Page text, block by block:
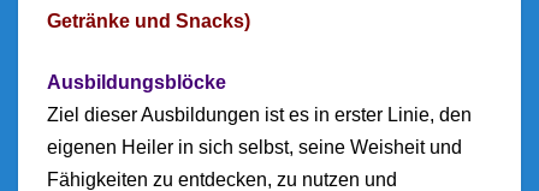
Getränke und Snacks)
Ausbildungsblöcke
Ziel dieser Ausbildungen ist es in erster Linie, den
eigenen Heiler in sich selbst, seine Weisheit und
Fähigkeiten zu entdecken, zu nutzen und